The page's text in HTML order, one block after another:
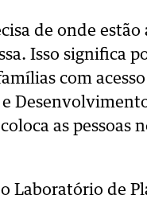
de onde estão
Isso significa
com
as pessoas
Laboratório de